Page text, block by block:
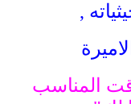
,
المناسب